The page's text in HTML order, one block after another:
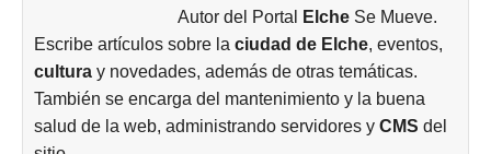
Autor del Portal
ElcheSe Mueve.
Escribe artículos sobre la ciudad de Elche, eventos,
cultura y novedades, además de otras temáticas.
También se encarga del mantenimiento y la buena
salud de la web, administrando servidores y CMS del